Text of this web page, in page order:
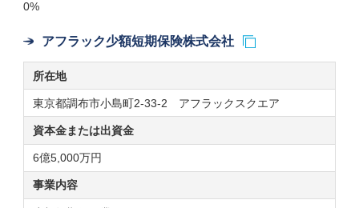
0%
アフラック少額短期保険株式会社
所在地
東京都調布市小島町2-33-2 アフラックスクエア
資本金または出資金
6億5,000万円
事業内容